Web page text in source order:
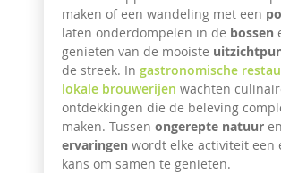
maken of een wandeling met een
laten onderdompelen in de bossen
genieten van de mooiste
de streek. In gastronomische
lokale brouwerijen wachten
ontdekkingen die de beleving
maken. Tussen ongerepte natuur en
ervaringen wordt elke activiteit een
kans om samen te genieten.